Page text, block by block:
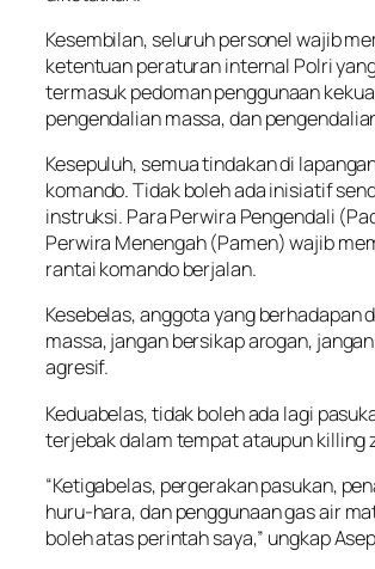
Kesembilan, seluruh personel wajib
ketentuan peraturan internal Polri
termasuk pedoman penggunaan
pengendalian massa, dan
Kesepuluh, semua tindakan di
komando. Tidak boleh ada inisiatif
instruksi. Para Perwira Pengendali
Perwira Menengah (Pamen) wajib
rantai komando berjalan.
Kesebelas, anggota yang berhadapan
massa, jangan bersikap arogan,
agresif.
Keduabelas, tidak boleh ada lagi
terjebak dalam tempat ataupunkilling
“Ketigabelas, pergerakan pasukan,
huru-hara, dan penggunaan gas air
boleh atas perintah saya,” ungkap